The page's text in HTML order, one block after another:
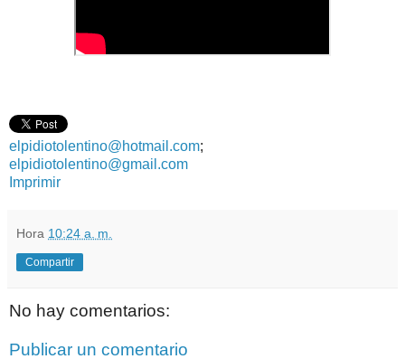
elpidiotolentino@hotmail.com;
elpidiotolentino@gmail.com
Imprimir
Hora 10:24 a. m.
Compartir
No hay comentarios:
Publicar un comentario